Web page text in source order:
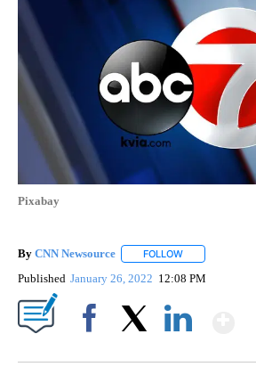
Pixabay
By CNN Newsource FOLLOW
Published January 26, 2022 12:08 PM